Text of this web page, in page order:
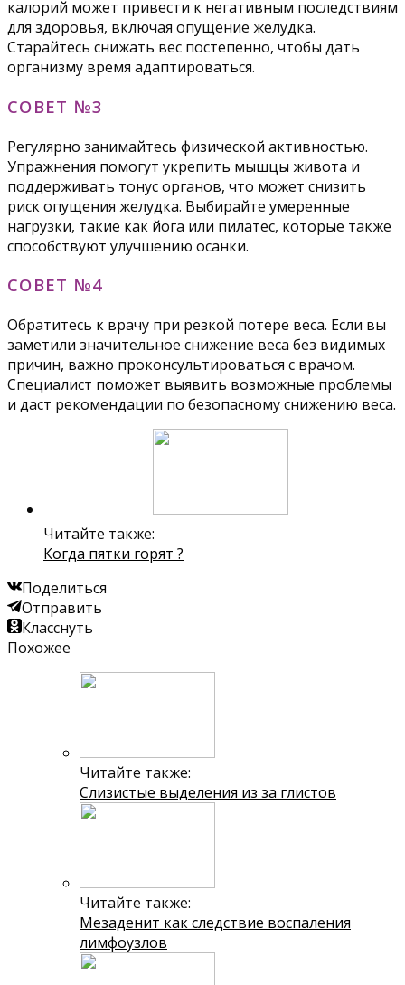
калорий может привести к негативным последствиям
для здоровья, включая опущение желудка.
Старайтесь снижать вес постепенно, чтобы дать
организму время адаптироваться.
СОВЕТ №3
Регулярно занимайтесь физической активностью.
Упражнения помогут укрепить мышцы живота и
поддерживать тонус органов, что может снизить
риск опущения желудка. Выбирайте умеренные
нагрузки, такие как йога или пилатес, которые также
способствуют улучшению осанки.
СОВЕТ №4
Обратитесь к врачу при резкой потере веса. Если вы
заметили значительное снижение веса без видимых
причин, важно проконсультироваться с врачом.
Специалист поможет выявить возможные проблемы
и даст рекомендации по безопасному снижению веса.
Читайте также:
Когда пятки горят ?
Поделиться
Отправить
Класснуть
Похожее
Читайте также:
Слизистые выделения из за глистов
Читайте также:
Мезаденит как следствие воспаления
лимфоузлов